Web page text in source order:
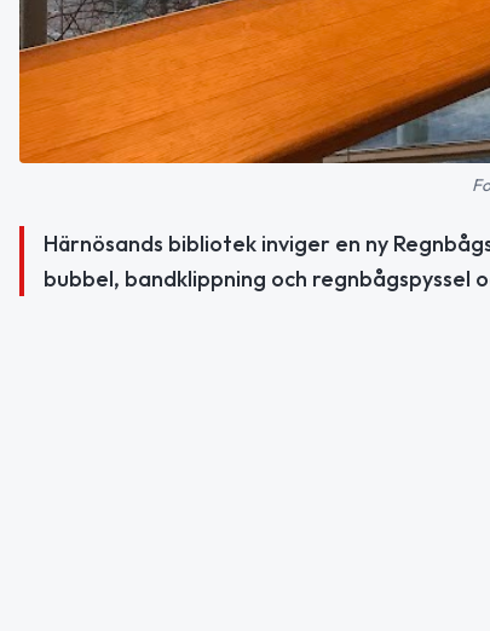
Härnösands bibliotek inviger en ny
bubbel, bandklippning och regnbågspyssel